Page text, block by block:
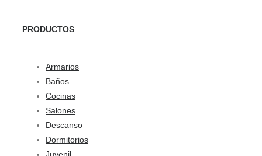
PRODUCTOS
Armarios
Baños
Cocinas
Salones
Descanso
Dormitorios